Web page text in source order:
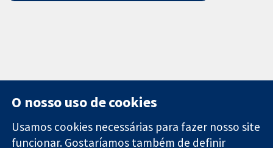
O nosso uso de cookies
Usamos cookies necessárias para fazer nosso site
funcionar. Gostaríamos também de definir